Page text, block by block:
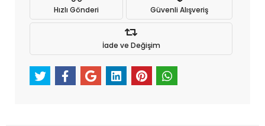
Hızlı Gönderi Güvenli Alışveriş
İade ve Değişim